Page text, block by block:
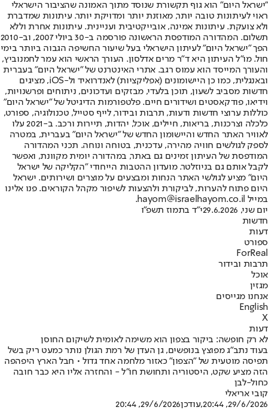
"ישראל היום" הוא גוף תקשורת שנוסד מתוך האמונה שהציבור הישראלי
ראוי לעיתונות טובה יותר, מאוזנת יותר ומדויקת יותר. עיתונות שמדברת
ולא צועקת. עיתונות אמינה, אובייקטיבית ועניינית. עיתונות אחרת וללא
תשלום. המהדורה המודפסת הראשונה פורסמה ב-30 ביולי 2007, וב-2010
הפך "ישראל היום" לעיתון הישראלי בעל שיעור החשיפה הגבוה ביותר בימי
חול. מו"ל העיתון היא ד"ר מרים אדלסון. העורך הראשי הוא עמר לחמנוביץ,
והעורך המייסד הוא עמוס רגב. אתרי האינטרנט של "ישראל היום" בעברית
ובאנגלית, כמו כן היישומונים (אפליקציות) לאנדרואיד ול-iOS, מציגים
חדשות מסביב לשעון, תוכן בלעדי, מבזקים ועדכונים, ניתוחים ופרשנויות,
וידיאו, פודקאסטים ושידורים חיים. פלטפורמות הדיגיטל של "ישראל היום"
כוללות ערוצי חדשות ודעות, תרבות ובידור, לייף סטייל, טכנולוגיה, ספורט,
כלכלה וצרכנות, בריאות, חיילים, אוכל, יהדות, תיירות ורכב. ב-2021 עלו
לאוויר האתר החדש והיישומון החדש של "ישראל היום" בעברית, במטרה
לספק לגולשים חוויה מהירה, עדכנית, בטוחה ונוחה. תכני המהדורה
המודפסת של העיתון זמינים גם באתר, במהדורה יומית מקוונת, ואפשר
לקבל אותם גם בניוזלטר. מועדון ההטבות הייחודי "הקליקה של ישראל
היום" מציע לגולשי האתר הנחות ומבצעים על מוצרים ושירותים. ישראל
היום פתוח להערות, לביקורת ולהצעות לשיפור מקהל הקוראים. פנו אלינו
במייל hayom@israelhayom.co.il.
יום שני, 29.6.2026
י"ד בתמוז תשפ"ו
חדשות
דעות
ספורט
ForReal
תרבות ובידור
אוכל
מגזין
אנחנו מגייסים
English
X
דעות
לא רק חופשה: ביקור בצפון הוא משימה לאומית לשיקום החוסן
בעוד נתב"ג מפוצץ בנופשים, גן העדן של רמת הגולן נותר כמעט ריק בשל
תפיסה מוטעית של "הצפון" כאזור מלחמה אחד גדול • חבל הארץ היפהפה
הזה מציע שקט, היסטוריה ותחושת חו"ל - והחזרה אליו היא כבר חובה
כחול-לבן
קובי אריאלי
29/6/2026, 20:44
,עודכן29/6/2026, 20:44